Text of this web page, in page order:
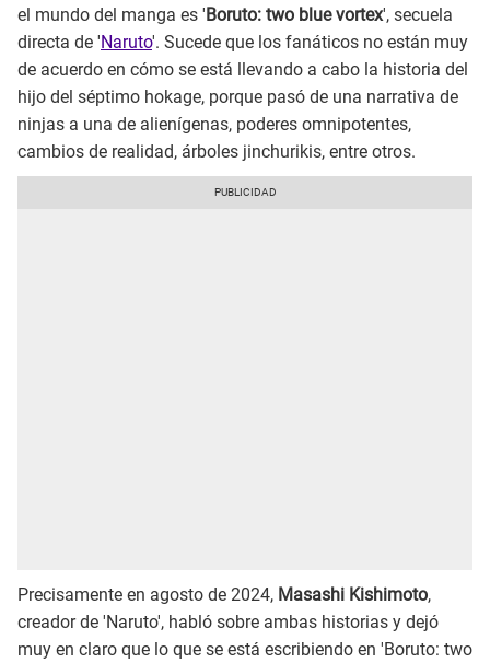
el mundo del manga es ' Boruto: two blue vortex', secuela
directa de 'Naruto'. Sucede que los fanáticos no están muy
de acuerdo en cómo se está llevando a cabo la historia del
hijo del séptimo hokage, porque pasó de una narrativa de
ninjas a una de alienígenas, poderes omnipotentes,
cambios de realidad, árboles jinchurikis, entre otros.
Precisamente en agosto de 2024, Masashi Kishimoto,
creador de 'Naruto', habló sobre ambas historias y dejó
muy en claro que lo que se está escribiendo en 'Boruto: two